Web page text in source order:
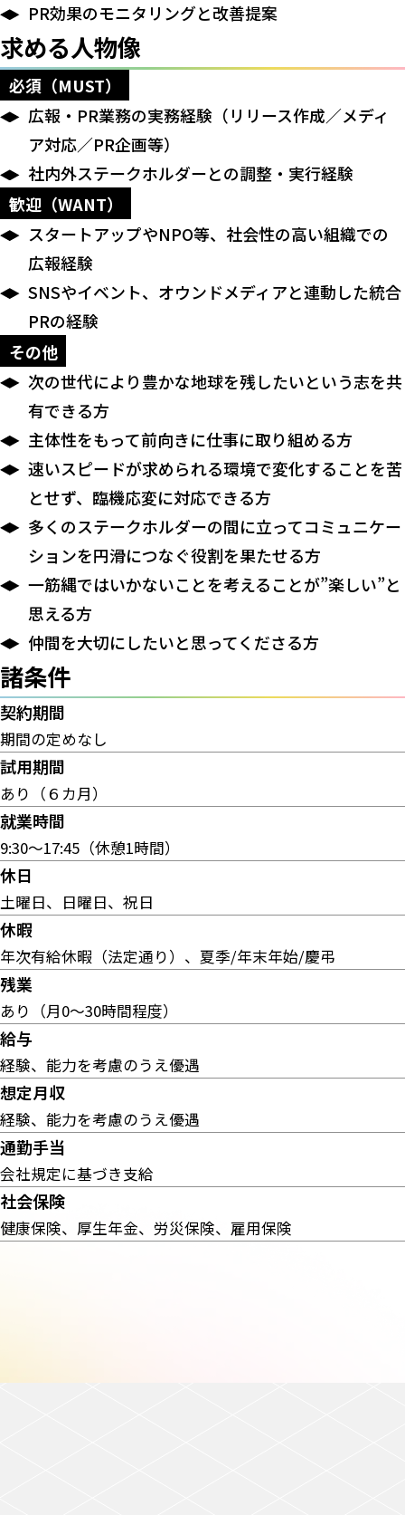
PR効果のモニタリングと改善提案
求める人物像
必須（MUST）
広報・PR業務の実務経験（リリース作成／メディ
ア対応／PR企画等）
社内外ステークホルダーとの調整・実行経験
歓迎（WANT）
スタートアップやNPO等、社会性の高い組織での
広報経験
SNSやイベント、オウンドメディアと連動した統合
PRの経験
その他
次の世代により豊かな地球を残したいという志を共
有できる方
主体性をもって前向きに仕事に取り組める方
速いスピードが求められる環境で変化することを苦
とせず、臨機応変に対応できる方
多くのステークホルダーの間に立ってコミュニケー
ションを円滑につなぐ役割を果たせる方
一筋縄ではいかないことを考えることが”楽しい”と
思える方
仲間を大切にしたいと思ってくださる方
諸条件
契約期間
期間の定めなし
試用期間
あり（６カ月）
就業時間
9:30～17:45（休憩1時間）
休日
土曜日、日曜日、祝日
休暇
年次有給休暇（法定通り）、夏季/年末年始/慶弔
残業
あり（月0～30時間程度）
給与
経験、能力を考慮のうえ優遇
想定月収
経験、能力を考慮のうえ優遇
通勤手当
会社規定に基づき支給
社会保険
健康保険、厚生年金、労災保険、雇用保険